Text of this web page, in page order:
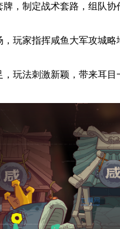
牌，制定战术套路，组队协
，玩家指挥咸鱼大军攻城略
，玩法刺激新颖，带来耳目